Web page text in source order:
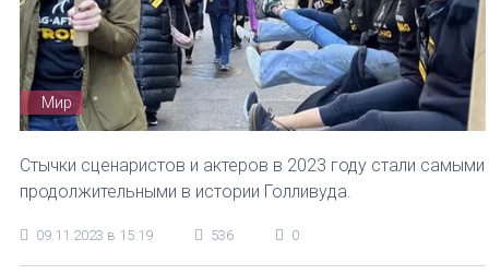
Мир
Стычки сценаристов и актеров в 2023 году стали самыми
продолжительными в истории Голливуда.
09.11.2023 в 15:19 536 0